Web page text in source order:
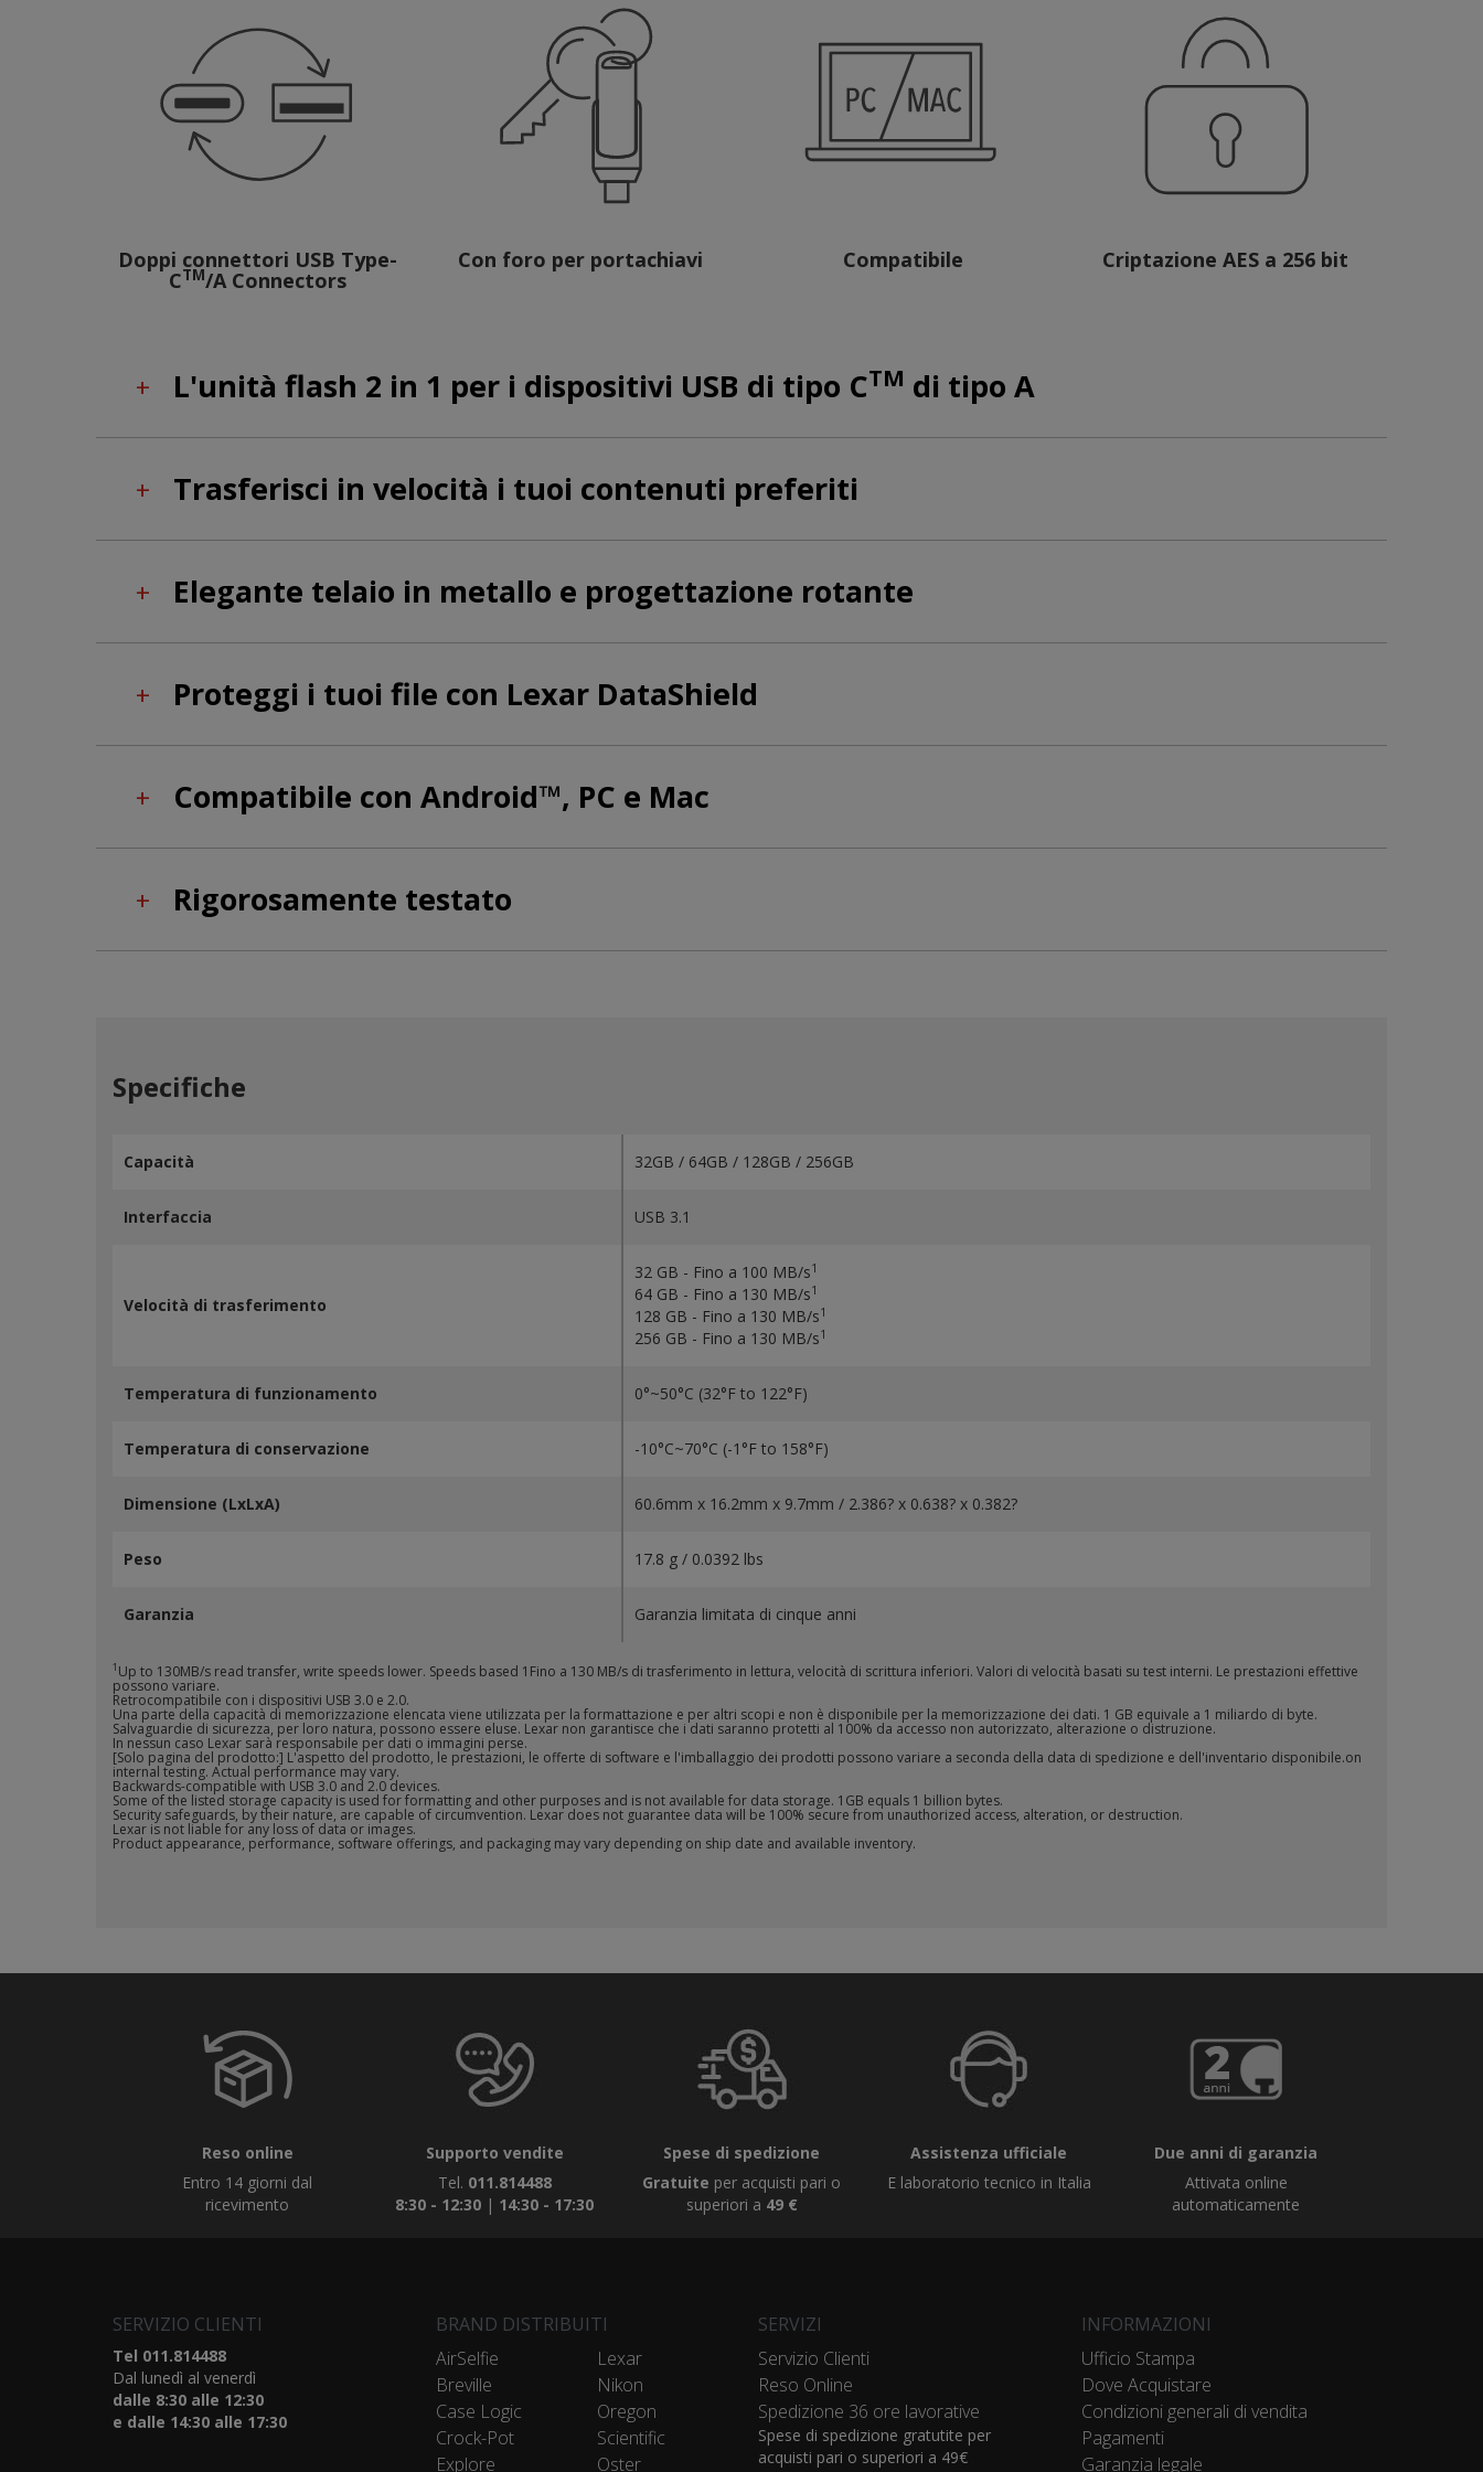
Doppi connettori USB Type-
CTM/A Connectors
Con foro per portachiavi Compatibile Criptazione AES a 256 bit
+ L'unità flash 2 in 1 per i dispositivi USB di tipo CTM di tipo A
+ Trasferisci in velocità i tuoi contenuti preferiti
+ Elegante telaio in metallo e progettazione rotante
+ Proteggi i tuoi file con Lexar DataShield
+ Compatibile con Android™, PC e Mac
+ Rigorosamente testato
Specifiche
Capacità 32GB / 64GB / 128GB / 256GB
Interfaccia USB 3.1
Velocità di trasferimento
32 GB - Fino a 100 MB/s1
64 GB - Fino a 130 MB/s1
128 GB - Fino a 130 MB/s1
256 GB - Fino a 130 MB/s1
Temperatura di funzionamento 0°~50°C (32°F to 122°F)
Temperatura di conservazione -10°C~70°C (-1°F to 158°F)
Dimensione (LxLxA) 60.6mm x 16.2mm x 9.7mm / 2.386? x 0.638? x 0.382?
Peso 17.8 g / 0.0392 lbs
Garanzia Garanzia limitata di cinque anni
1 Up to 130MB/s read transfer, write speeds lower. Speeds based 1Fino a 130 MB/s di trasferimento in lettura, velocità di scrittura inferiori. Valori di velocità basati su test interni. Le prestazioni effettive
possono variare.
Retrocompatibile con i dispositivi USB 3.0 e 2.0.
Una parte della capacità di memorizzazione elencata viene utilizzata per la formattazione e per altri scopi e non è disponibile per la memorizzazione dei dati. 1 GB equivale a 1 miliardo di byte.
Salvaguardie di sicurezza, per loro natura, possono essere eluse. Lexar non garantisce che i dati saranno protetti al 100% da accesso non autorizzato, alterazione o distruzione.
In nessun caso Lexar sarà responsabile per dati o immagini perse.
[Solo pagina del prodotto:] L'aspetto del prodotto, le prestazioni, le offerte di software e l'imballaggio dei prodotti possono variare a seconda della data di spedizione e dell'inventario disponibile.on
internal testing. Actual performance may vary.
Backwards-compatible with USB 3.0 and 2.0 devices.
Some of the listed storage capacity is used for formatting and other purposes and is not available for data storage. 1GB equals 1 billion bytes.
Security safeguards, by their nature, are capable of circumvention. Lexar does not guarantee data will be 100% secure from unauthorized access, alteration, or destruction.
Lexar is not liable for any loss of data or images.
Product appearance, performance, software offerings, and packaging may vary depending on ship date and available inventory.
Reso online
Entro 14 giorni dal
ricevimento
Supporto vendite
Tel. 011.814488
8:30 - 12:30 | 14:30 - 17:30
Spese di spedizione
Gratuite per acquisti pari o
superiori a 49 €
Assistenza ufficiale
E laboratorio tecnico in Italia
Due anni di garanzia
Attivata online
automaticamente
SERVIZIO CLIENTI
Tel 011.814488
Dal lunedì al venerdì
dalle 8:30 alle 12:30
e dalle 14:30 alle 17:30
BRAND DISTRIBUITI
AirSelfie
Breville
Case Logic
Crock-Pot
Explore
Lexar
Nikon
Oregon
Scientific
Oster
SERVIZI
Servizio Clienti
Reso Online
Spedizione 36 ore lavorative
Spese di spedizione gratutite per
acquisti pari o superiori a 49€
INFORMAZIONI
Ufficio Stampa
Dove Acquistare
Condizioni generali di vendita
Pagamenti
Garanzia legale